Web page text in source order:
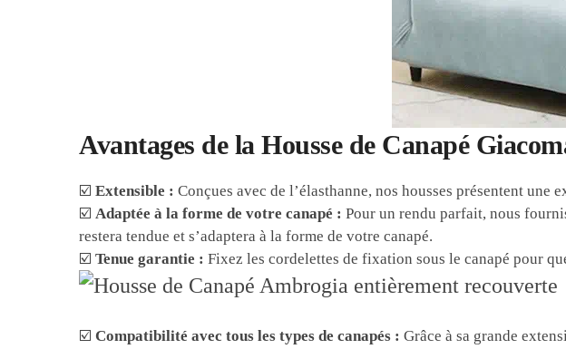
Avantages de la Housse de Canapé
☑️Extensible : Conçues avec de l’élasthanne, nos housses présentent
☑️Adaptée à la forme de votre canapé : Pour un rendu parfait, nous
restera tendue et s’adaptera à la forme de votre canapé.
☑️Tenue garantie : Fixez les cordelettes de fixation sous le canapé pour
☑️Compatibilité avec tous les types de canapés : Grâce à sa grande